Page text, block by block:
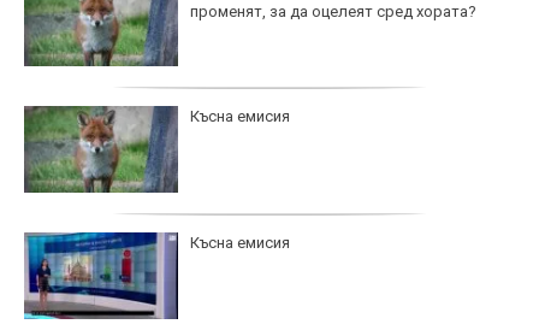
променят, за да оцелеят сред хората?
Късна емисия
Късна емисия